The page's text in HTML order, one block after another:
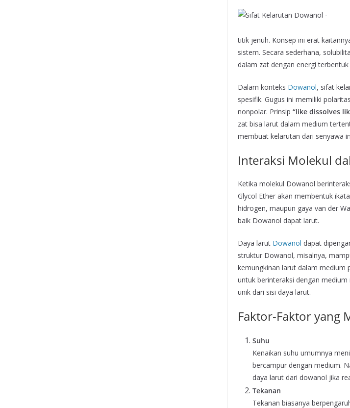
titik jenuh. Konsep ini erat
sistem. Secara sederhana,
dalam zat dengan energi
Dalam konteks Dowanol, sifat
spesifik. Gugus ini memiliki
nonpolar. Prinsip “like dissolves
zat bisa larut dalam medium
membuat kelarutan dari senyawa
Interaksi Molekul
Ketika molekul Dowanol
Glycol Ether akan membentuk
hidrogen, maupun gaya van der
baik Dowanol dapat larut.
Daya larut Dowanol dapat
struktur Dowanol, misalnya,
kemungkinan larut dalam medium
untuk berinteraksi dengan
unik dari sisi daya larut.
Faktor-Faktor yang
Suhu
Kenaikan suhu umumnya
bercampur dengan medium.
daya larut dari dowanol jika
Tekanan
Tekanan biasanya